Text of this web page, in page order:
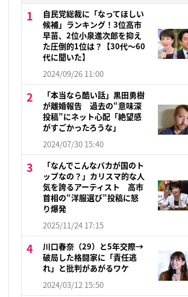
自民党総裁に「なってほしい
候補」ランキング！3位高市
早苗、2位小泉進次郎を抑え
た圧倒的1位は？【30代〜60
代に聞いた】
2024/09/26 11:00
「本当なら酷い話」黒田勇樹
が離婚報告 過去の“意味深
投稿”にネット心配「絶望感
がすごかったろうな」
2024/07/30 15:40
「なんでこんなバカが国のト
ップなの？」カリスマ的な人
気を誇るアーティスト 高市
首相の“洋服選び”投稿に怒
り爆発
2025/11/24 17:15
川口春奈（29）と5年交際→
破局した格闘家に「責任逃
れ」と批判があがるワケ
2024/03/12 15:50